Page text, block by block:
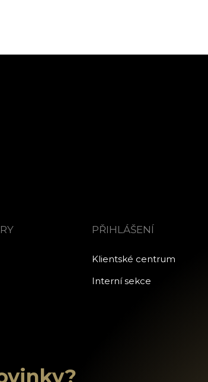
PŘIHLÁŠENÍ
Klientské centrum
Interní sekce